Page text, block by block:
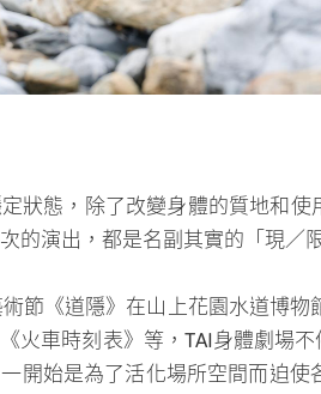
進行身體訓練；水流、風向的阻
也在即興回饋所處空間的姿態中
。
火車時刻表》等，TAI身體劇場
開始是為了活化場所空間而迫
引領團員們各自回到自己成長的